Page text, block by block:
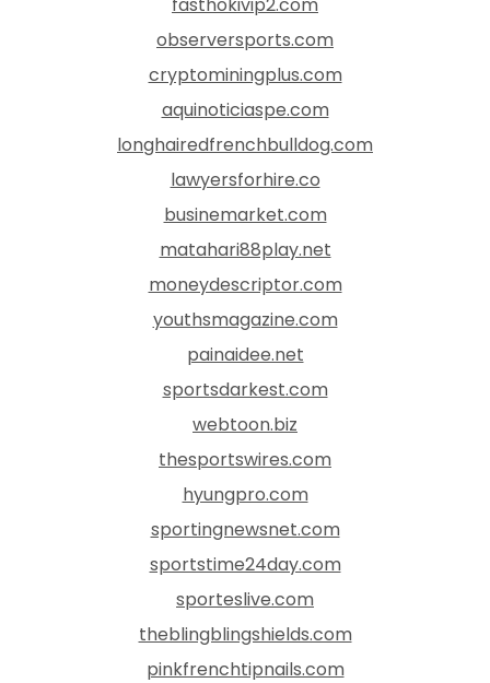
observersports.com
cryptominingplus.com
aquinoticiaspe.com
longhairedfrenchbulldog.com
lawyersforhire.co
businemarket.com
matahari88play.net
moneydescriptor.com
youthsmagazine.com
painaidee.net
sportsdarkest.com
webtoon.biz
thesportswires.com
hyungpro.com
sportingnewsnet.com
sportstime24day.com
sporteslive.com
theblingblingshields.com
pinkfrenchtipnails.com